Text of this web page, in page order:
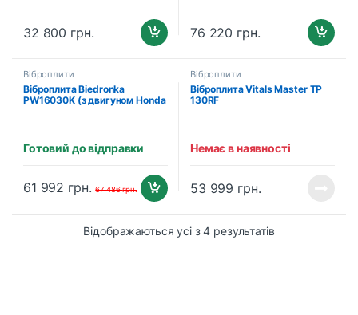
32 800 грн. 76 220 грн.
Віброплити
Віброплита Biedronka
PW16030K (з двигуном Honda
Готовий до відправки
61 992 грн. 67 486грн.
Віброплити
Віброплита Vitals Master TP
130RF
Немає в наявності
53 999 грн.
Відображаються усі з 4 результатів